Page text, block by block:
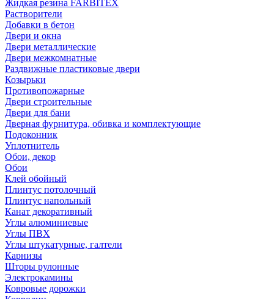
Жидкая резина FARBITEX
Растворители
Добавки в бетон
Двери и окна
Двери металлические
Двери межкомнатные
Раздвижные пластиковые двери
Козырьки
Противопожарные
Двери строительные
Двери для бани
Дверная фурнитура, обивка и комплектующие
Подоконник
Уплотнитель
Обои, декор
Обои
Клей обойный
Плинтус потолочный
Плинтус напольный
Канат декоративный
Углы алюминиевые
Углы ПВХ
Углы штукатурные, галтели
Карнизы
Шторы рулонные
Электрокамины
Ковровые дорожки